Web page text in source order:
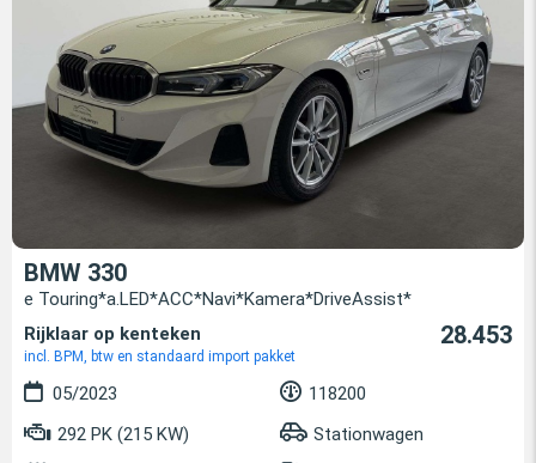
BMW 330
e Touring*a.LED*ACC*Navi*Kamera*DriveAssist*
Rijklaar op kenteken
incl. BPM, btw en standaard import pakket
28.453
05/2023
118200
292 PK (215 KW)
Stationwagen